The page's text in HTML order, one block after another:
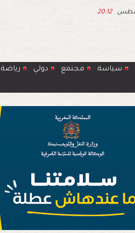
20:12
سياسة مجتمع دولي رياضة